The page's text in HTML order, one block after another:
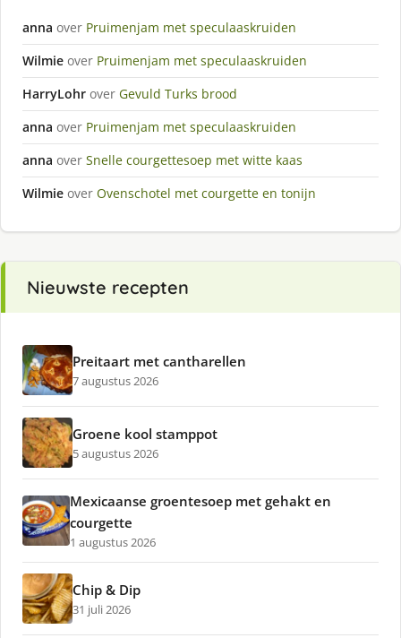
anna over Pruimenjam met speculaaskruiden
Wilmie over Pruimenjam met speculaaskruiden
HarryLohr over Gevuld Turks brood
anna over Pruimenjam met speculaaskruiden
anna over Snelle courgettesoep met witte kaas
Wilmie over Ovenschotel met courgette en tonijn
Nieuwste recepten
Preitaart met cantharellen
7 augustus 2026
Groene kool stamppot
5 augustus 2026
Mexicaanse groentesoep met gehakt en
courgette
1 augustus 2026
Chip & Dip
31 juli 2026